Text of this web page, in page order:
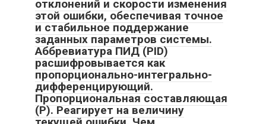
отклонений и скорости изменения
этой ошибки, обеспечивая точное
и стабильное поддержание
заданных параметров системы.
Аббревиатура ПИД (PID)
расшифровывается как
пропорционально-интегрально-
дифференцирующий.
Пропорциональная составляющая
(P). Реагирует на величину